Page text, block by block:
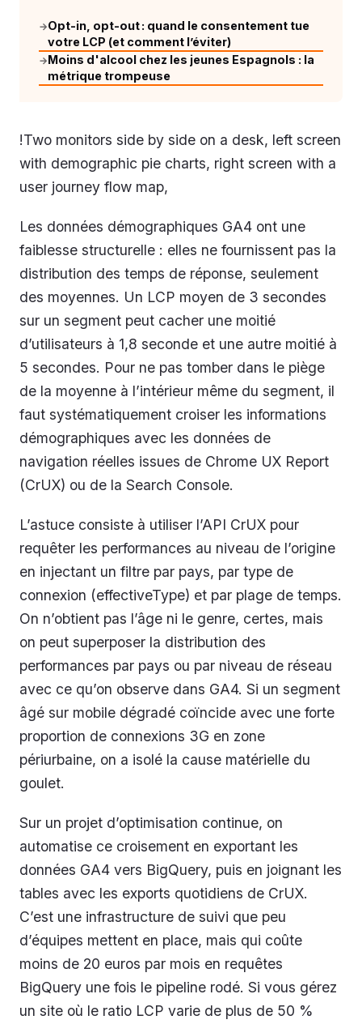
→Opt-in, opt-out : quand le consentement tue
votre LCP (et comment l’éviter)
→Moins d'alcool chez les jeunes Espagnols : la
métrique trompeuse
!Two monitors side by side on a desk, left screen
with demographic pie charts, right screen with a
user journey flow map,
Les données démographiques GA4 ont une
faiblesse structurelle : elles ne fournissent pas la
distribution des temps de réponse, seulement
des moyennes. Un LCP moyen de 3 secondes
sur un segment peut cacher une moitié
d’utilisateurs à 1,8 seconde et une autre moitié à
5 secondes. Pour ne pas tomber dans le piège
de la moyenne à l’intérieur même du segment, il
faut systématiquement croiser les informations
démographiques avec les données de
navigation réelles issues de Chrome UX Report
(CrUX) ou de la Search Console.
L’astuce consiste à utiliser l’API CrUX pour
requêter les performances au niveau de l’origine
en injectant un filtre par pays, par type de
connexion (effectiveType) et par plage de temps.
On n’obtient pas l’âge ni le genre, certes, mais
on peut superposer la distribution des
performances par pays ou par niveau de réseau
avec ce qu’on observe dans GA4. Si un segment
âgé sur mobile dégradé coïncide avec une forte
proportion de connexions 3G en zone
périurbaine, on a isolé la cause matérielle du
goulet.
Sur un projet d’optimisation continue, on
automatise ce croisement en exportant les
données GA4 vers BigQuery, puis en joignant les
tables avec les exports quotidiens de CrUX.
C’est une infrastructure de suivi que peu
d’équipes mettent en place, mais qui coûte
moins de 20 euros par mois en requêtes
BigQuery une fois le pipeline rodé. Si vous gérez
un site où le ratio LCP varie de plus de 50 %